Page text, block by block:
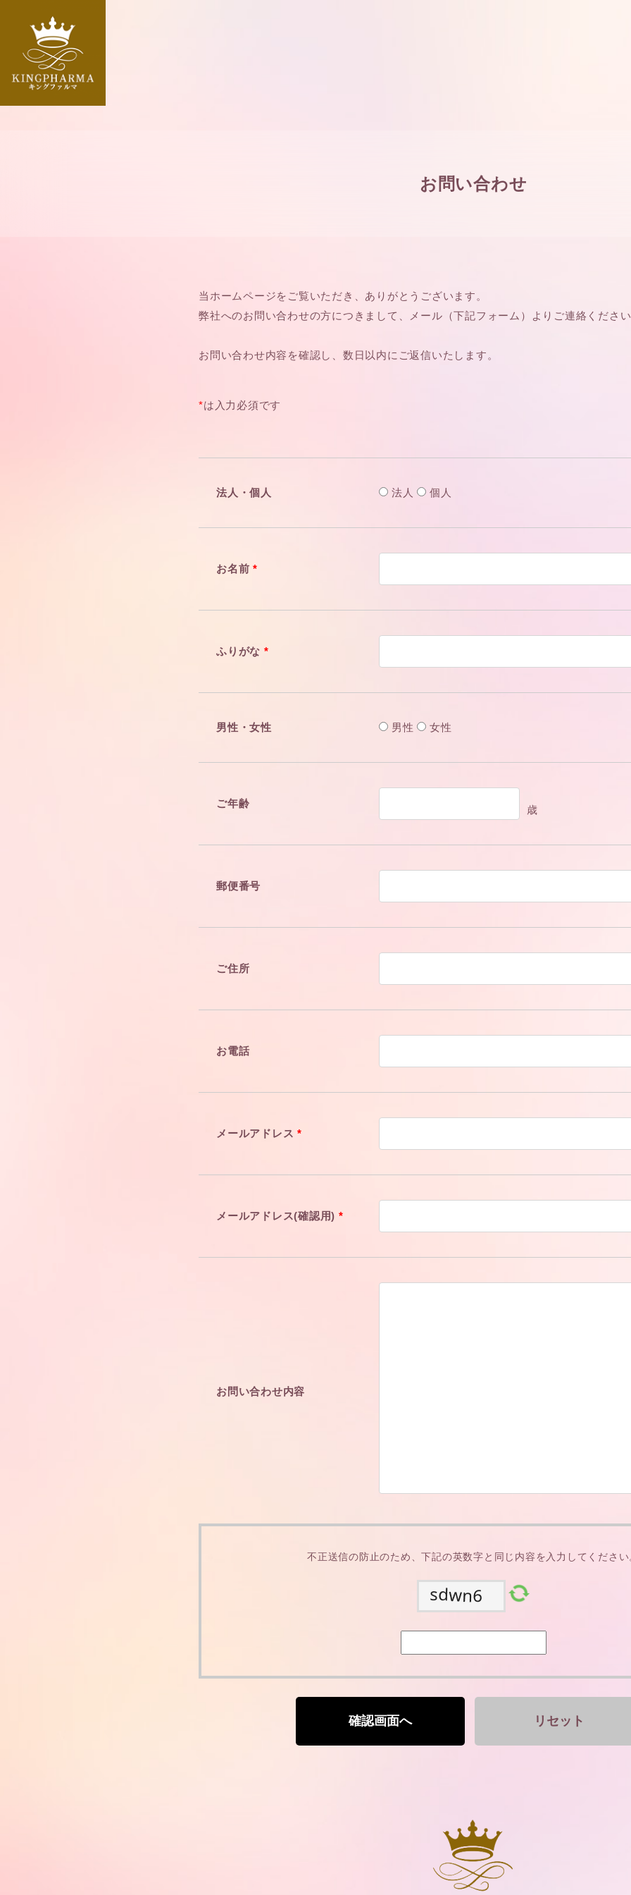
お問い合わせ
NMNとは
WAKASAの泉 No.6 誕生
当ホームページをご覧いただき、ありがとうございます。
弊社へのお問い合わせの方につきまして、メール（下記フォーム）よりご連絡くださ
お問い合わせ内容を確認し、数日以内にご返信いたします。
*は入力必須です
法人・個人 法人 個人
お名前 *
ふりがな *
男性・女性 男性 女性
ご年齢
歳
郵便番号
ご住所
お電話
メールアドレス *
メールアドレス(確認用) *
お問い合わせ内容
不正送信の防止のため、下記の英数字と同じ内容を入力してください